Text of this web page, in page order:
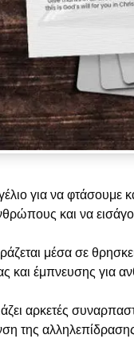
για να φτάσουμε
και να
μέσα σε
και έμπνευσης για
αρκετές
της